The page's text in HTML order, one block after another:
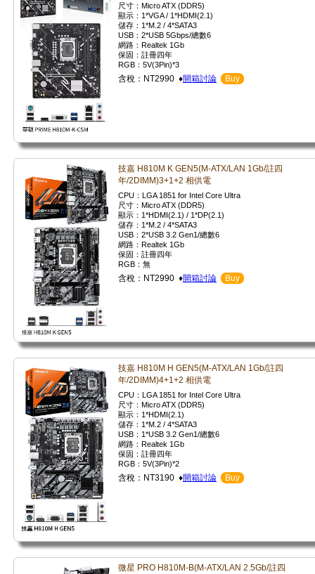
尺寸：Micro ATX (DDR5)
顯示：1*VGA / 1*HDMI(2.1)
儲存：1*M.2 / 4*SATA3
USB：2*USB 5Gbps/總數6
網路：Realtek 1Gb
保固：註冊四年
RGB：5V(3Pin)*3
含稅：NT2990 ♦開箱討論 Buy
技嘉 H810M K GEN5(M-ATX/LAN 1Gb/註四
年/2DIMM)3+1+2 相供電
CPU：LGA 1851 for Intel Core Ultra
尺寸：Micro ATX (DDR5)
顯示：1*HDMI(2.1) / 1*DP(2.1)
儲存：1*M.2 / 4*SATA3
USB：2*USB 3.2 Gen1/總數6
網路：Realtek 1Gb
保固：註冊四年
RGB：無
含稅：NT2990 ♦開箱討論 Buy
技嘉 H810M H GEN5(M-ATX/LAN 1Gb/註四
年/2DIMM)4+1+2 相供電
CPU：LGA 1851 for Intel Core Ultra
尺寸：Micro ATX (DDR5)
顯示：1*HDMI(2.1)
儲存：1*M.2 / 4*SATA3
USB：1*USB 3.2 Gen1/總數6
網路：Realtek 1Gb
保固：註冊四年
RGB：5V(3Pin)*2
含稅：NT3190 ♦開箱討論 Buy
微星 PRO H810M-B(M-ATX/LAN 2.5Gb/註四